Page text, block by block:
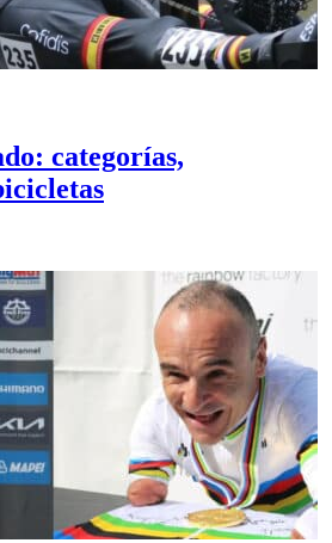
categorías,